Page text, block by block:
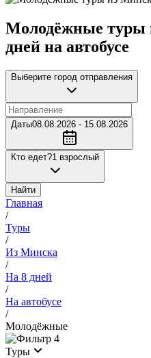
Молодёжные туры
дней на автобусе
Выберите город отправления
Даты08.08.2026 - 15.08.2026
Кто едет?1 взрослый
Найти
Главная
/
Туры
/
Из Минска
/
На 8 дней
/
На автобусе
/
Молодёжные
4
Туры